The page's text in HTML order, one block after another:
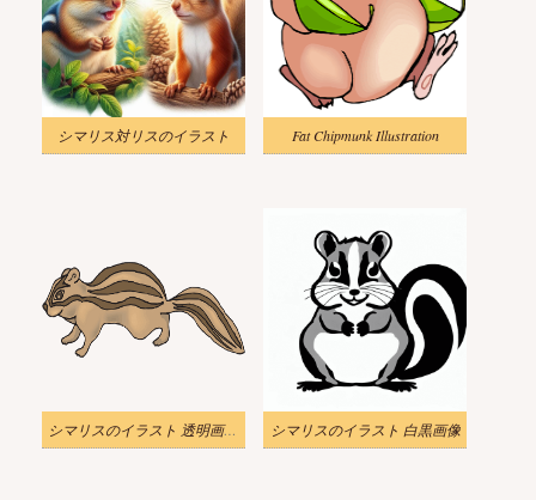
シマリス対リスのイラスト Fat Chipmunk Illustration
シマリスのイラスト 透明画像 3 シマリスのイラスト 白黒画像